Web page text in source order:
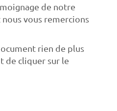
de notre
vous remercions
rien de plus
de cliquer sur le